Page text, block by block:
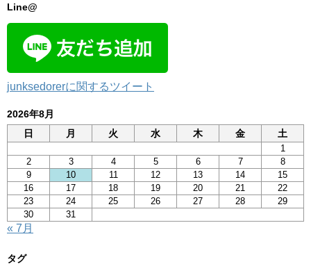
Line@
junksedorerに関するツイート
2026年8月
日
月 火 水 木 金 土
1
2
3 4 5 6 7
8
9
10 11 12 13 14
15
16
17 18 19 20 21
22
23
24 25 26 27 28
29
30
31
« 7月
タグ